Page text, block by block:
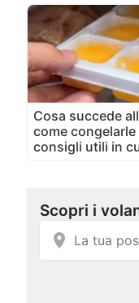
Cosa succede
come
consigli utili in